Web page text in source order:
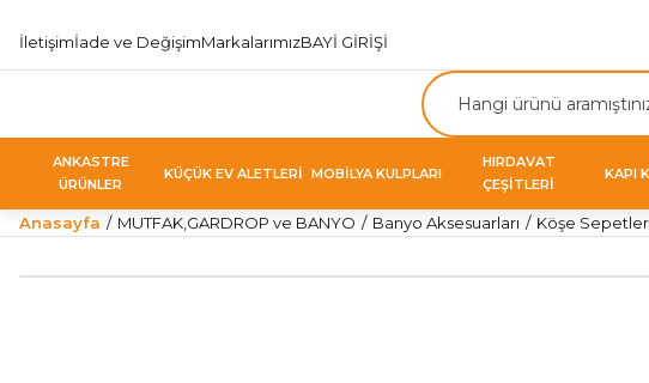
İletişimİade ve DeğişimMarkalarımızBAYİ GİRİŞİ
ANKASTRE
ÜRÜNLER
KÜÇÜK EV ALETLERİ MOBİLYA KULPLARI
HIRDAVAT
ÇEŞİTLERİ
KAPI
Anasayfa MUTFAK,GARDROP ve BANYO Banyo Aksesuarları Köşe Sepetler